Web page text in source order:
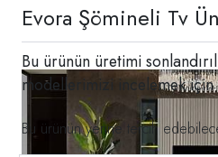
Evora Şömineli Tv
Bu ürünün üretimi
modellerimizi incelemek için
Bu ürünün yerine tercih